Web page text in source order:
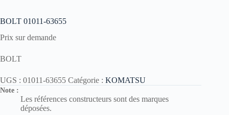
BOLT 01011-63655
Prix sur demande
BOLT
UGS : 01011-63655 Catégorie : KOMATSU
Note :
Les références constructeurs sont des marques
déposées.